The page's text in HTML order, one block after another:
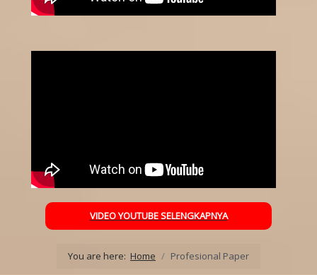
VIDEO YOUTUBE SELENGKAPNYA
You are here: Home Profesional Paper